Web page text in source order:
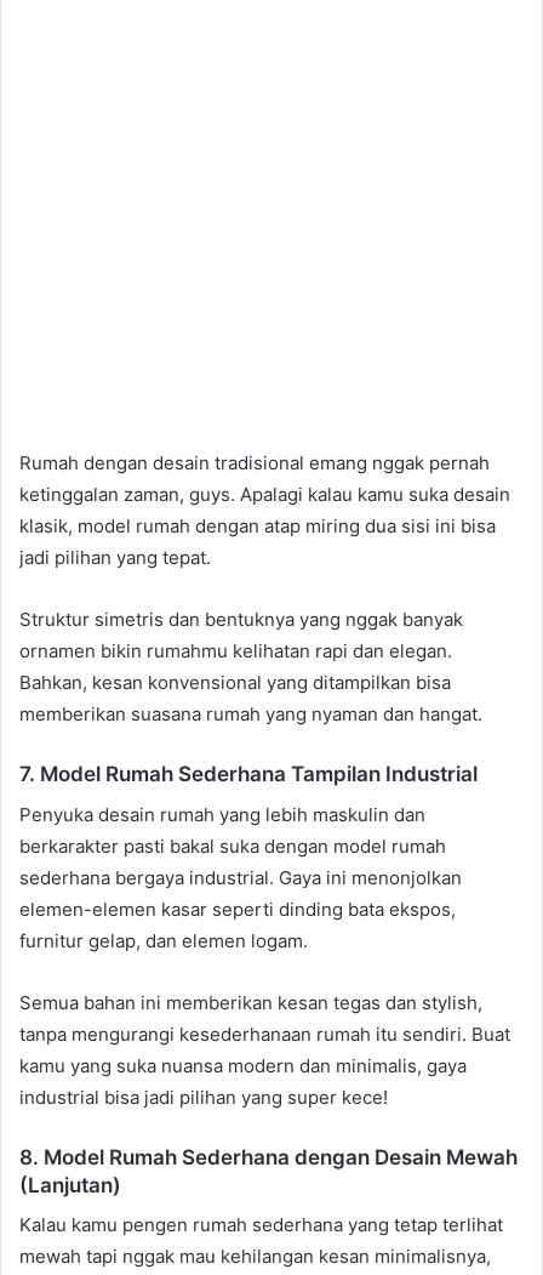
Rumah dengan desain tradisional emang nggak pernah
ketinggalan zaman, guys. Apalagi kalau kamu suka desain
klasik, model rumah dengan atap miring dua sisi ini bisa
jadi pilihan yang tepat.
Struktur simetris dan bentuknya yang nggak banyak
ornamen bikin rumahmu kelihatan rapi dan elegan.
Bahkan, kesan konvensional yang ditampilkan bisa
memberikan suasana rumah yang nyaman dan hangat.
7. Model Rumah Sederhana Tampilan Industrial
Penyuka desain rumah yang lebih maskulin dan
berkarakter pasti bakal suka dengan model rumah
sederhana bergaya industrial. Gaya ini menonjolkan
elemen-elemen kasar seperti dinding bata ekspos,
furnitur gelap, dan elemen logam.
Semua bahan ini memberikan kesan tegas dan stylish,
tanpa mengurangi kesederhanaan rumah itu sendiri. Buat
kamu yang suka nuansa modern dan minimalis, gaya
industrial bisa jadi pilihan yang super kece!
8. Model Rumah Sederhana dengan Desain Mewah
(Lanjutan)
Kalau kamu pengen rumah sederhana yang tetap terlihat
mewah tapi nggak mau kehilangan kesan minimalisnya,